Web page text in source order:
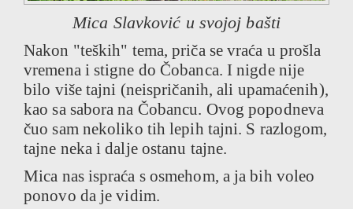
Mica Slavković u svojoj bašti
Nakon "teških" tema, priča se vraća u prošla
vremena i stigne do Čobanca. I nigde nije
bilo više tajni (neispričanih, ali upamaćenih),
kao sa sabora na Čobancu. Ovog popodneva
čuo sam nekoliko tih lepih tajni. S razlogom,
tajne neka i dalje ostanu tajne.
Mica nas ispraća s osmehom, a ja bih voleo
ponovo da je vidim.